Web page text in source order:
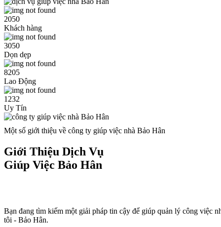
2050
Khách hàng
3050
Dọn dẹp
8205
Lao Động
1232
Uy Tín
Một số giới thiệu về công ty giúp việc nhà Bảo Hân
Giới Thiệu Dịch Vụ
Giúp Việc Bảo Hân
Bạn đang tìm kiếm một giải pháp tin cậy để giúp quản lý công việc
tôi - Bảo Hân.